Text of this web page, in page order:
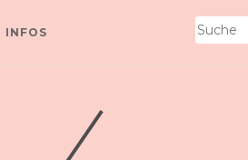
INFOS